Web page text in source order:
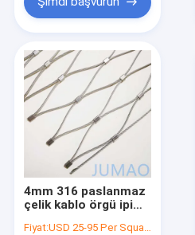
4mm 316 paslanmaz
çelik kablo örgü ipi
Fiyat:USD 25-95 Per Square Meter